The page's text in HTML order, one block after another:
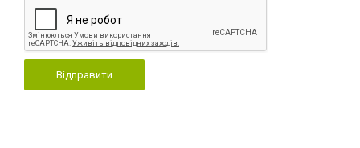
Відправити